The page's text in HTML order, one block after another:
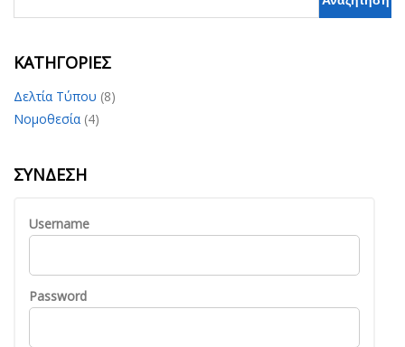
KΑΤΗΓΟΡΊΕΣ
Δελτία Τύπου (8)
Νομοθεσία (4)
ΣΎΝΔΕΣΗ
Username
Password